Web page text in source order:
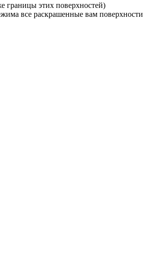
границы этих поверхностей)
все раскрашенные вам поверхности